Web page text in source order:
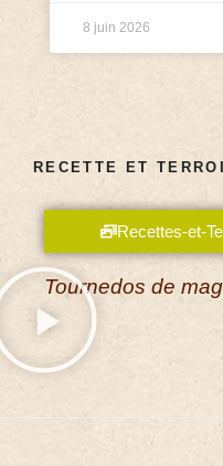
8 juin 2026
RECETTE ET
Recettes-et-
Tournedos de